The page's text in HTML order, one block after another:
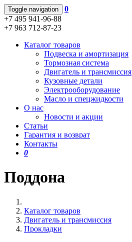
Toggle navigation
0
+7 495 941-96-88
+7 963 712-87-23
Каталог товаров
Подвеска и амортизация
Тормозная система
Двигатель и трансмиссия
Кузовные детали
Электрооборудование
Масло и спецжидкости
О нас
Новости и акции
Статьи
Гарантия и возврат
Контакты
0
Поддона
Каталог товаров
Двигатель и трансмиссия
Прокладки